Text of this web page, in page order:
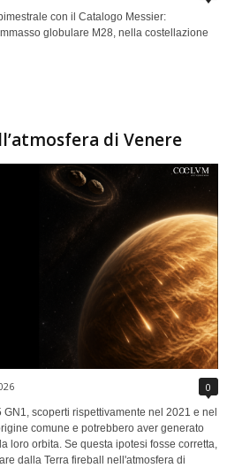
con il Catalogo Messier:
globulare M28, nella costellazione
di Venere
0
scoperti rispettivamente nel 2021 e nel
comune e potrebbero aver generato
loro orbita. Se questa ipotesi fosse corretta,
dalla Terra fireball nell'atmosfera di